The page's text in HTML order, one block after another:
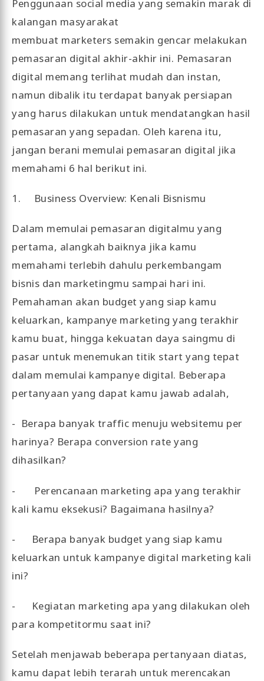
Penggunaan social media yang semakin marak di
kalangan masyarakat
membuat marketers semakin gencar melakukan
pemasaran digital akhir-akhir ini. Pemasaran
digital memang terlihat mudah dan instan,
namun dibalik itu terdapat banyak persiapan
yang harus dilakukan untuk mendatangkan hasil
pemasaran yang sepadan. Oleh karena itu,
jangan berani memulai pemasaran digital jika
memahami 6 hal berikut ini.
1. Business Overview: Kenali Bisnismu
Dalam memulai pemasaran digitalmu yang
pertama, alangkah baiknya jika kamu
memahami terlebih dahulu perkembangam
bisnis dan marketingmu sampai hari ini.
Pemahaman akan budget yang siap kamu
keluarkan, kampanye marketing yang terakhir
kamu buat, hingga kekuatan daya saingmu di
pasar untuk menemukan titik start yang tepat
dalam memulai kampanye digital. Beberapa
pertanyaan yang dapat kamu jawab adalah,
- Berapa banyak traffic menuju websitemu per
harinya? Berapa conversion rate yang
dihasilkan?
- Perencanaan marketing apa yang terakhir
kali kamu eksekusi? Bagaimana hasilnya?
- Berapa banyak budget yang siap kamu
keluarkan untuk kampanye digital marketing kali
ini?
- Kegiatan marketing apa yang dilakukan oleh
para kompetitormu saat ini?
Setelah menjawab beberapa pertanyaan diatas,
kamu dapat lebih terarah untuk merencakan